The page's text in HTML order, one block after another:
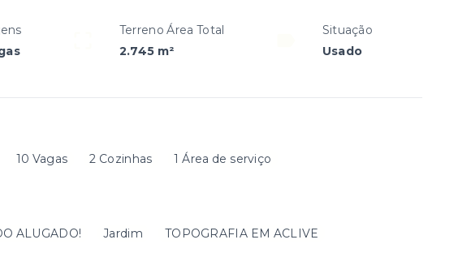
Terreno Área Total
2.745 m²
Situação
Usado
10 Vagas 2 Cozinhas 1 Área de serviço
ALUGADO! Jardim TOPOGRAFIA EM ACLIVE